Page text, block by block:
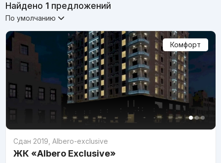
Найдено 1предложений
По умолчанию
Комфорт
Сдан 2019 Albero-exclusive
ЖК «Albero Exclusive»